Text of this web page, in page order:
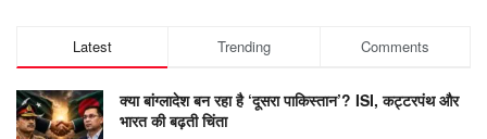
Latest Trending Comments
क्या बांग्लादेश बन रहा है ‘दूसरा पाकिस्तान’? ISI, कट्टरपंथ और
भारत की बढ़ती चिंता